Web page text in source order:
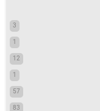
3
1
12
1
57
83